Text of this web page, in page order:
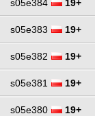
s05e384 19+
s05e383 19+
s05e382 19+
s05e381 19+
s05e380 19+